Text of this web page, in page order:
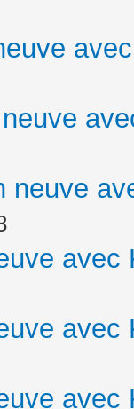
neuve
avec
avec
avec